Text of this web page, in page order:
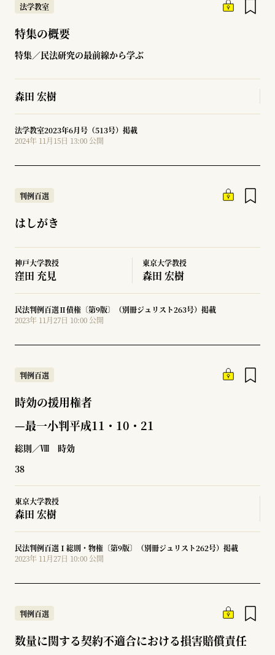
法学教室
特集の概要
特集／民法研究の最前線から学ぶ
森田 宏樹
法学教室2023年6月号（513号）掲載
2024年 11月15日 13:00 公開
判例百選
はしがき
神戸大学教授
窪田 充見
東京大学教授
森田 宏樹
民法判例百選Ⅱ債権〔第9版〕（別冊ジュリスト263号）掲載
2023年 11月27日 10:00 公開
判例百選
時効の援用権者
—最一小判平成11・10・21
総則／Ⅷ 時効
38
東京大学教授
森田 宏樹
民法判例百選Ⅰ総則・物権〔第9版〕（別冊ジュリスト262号）掲載
2023年 11月27日 10:00 公開
判例百選
数量に関する契約不適合における損害賠償責任